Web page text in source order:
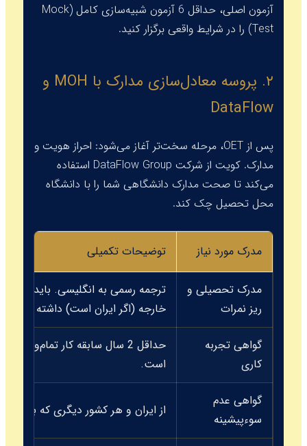
آزمون اصلی، حداقل 6 آزمون شبیه‌سازی کامل (
Mock
Test) را در شرایط واقعی برگزار کنید.
۲. پروسه معادل‌سازی مدارک با MOH و
DataFlow
پس از OET، مرحله سخت‌تر آغاز می‌شود: احراز هویت و
مدارک. کویت از شرکت DataFlow Group استفاده
می‌کند تا صحت مدارک دانشگاهی شما را با دانشگاه
محل تحصیل چک کند.
مدرک مورد نیاز توضیحات تکمیلی
مدرک تحصیلی و
ریز نمرات
ترجمه رسمی به انگلیسی. باید مهر
خارجه (اگر ایران است) داشته باشد.
گواهی تجربه
کاری
حداقل 2 سال سابقه کار تمام‌وقت
است.
گواهی عدم
سوءپیشینه
از ایران و هر کشور دیگری که بیش از 6 ماه در آن زندگی کرده‌اید.